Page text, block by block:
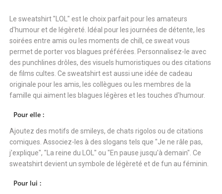
Le sweatshirt "LOL" est le choix parfait pour les amateurs
d'humour et de légèreté. Idéal pour les journées de détente, les
soirées entre amis ou les moments de chill, ce sweat vous
permet de porter vos blagues préférées. Personnalisez-le avec
des punchlines drôles, des visuels humoristiques ou des citations
de films cultes. Ce sweatshirt est aussi une idée de cadeau
originale pour les amis, les collègues ou les membres de la
famille qui aiment les blagues légères et les touches d'humour.
Pour elle :
Ajoutez des motifs de smileys, de chats rigolos ou de citations
comiques. Associez-les à des slogans tels que "Je ne râle pas,
j'explique", "La reine du LOL" ou "En pause jusqu'à demain". Ce
sweatshirt devient un symbole de légèreté et de fun au féminin.
Pour lui :